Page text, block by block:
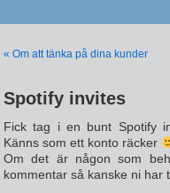
« Om att tänka på dina kunder
Spotify invites
Fick tag i en bunt Spotify
Känns som ett konto räcker
Om det är någon som
kommentar så kanske ni